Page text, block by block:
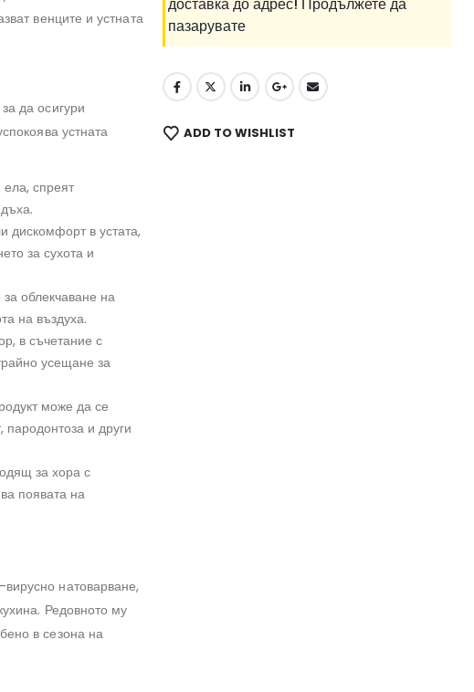
венците и устната
да осигури
устната
спреят
дискомфорт в устата,
за сухота и
облекчаване на
на въздуха.
в съчетание с
усещане за
може да се
пародонтоза и други
за хора с
появата на
натоварване,
Редовното му
в сезона на
пазарувате
ADD TO WISHLIST